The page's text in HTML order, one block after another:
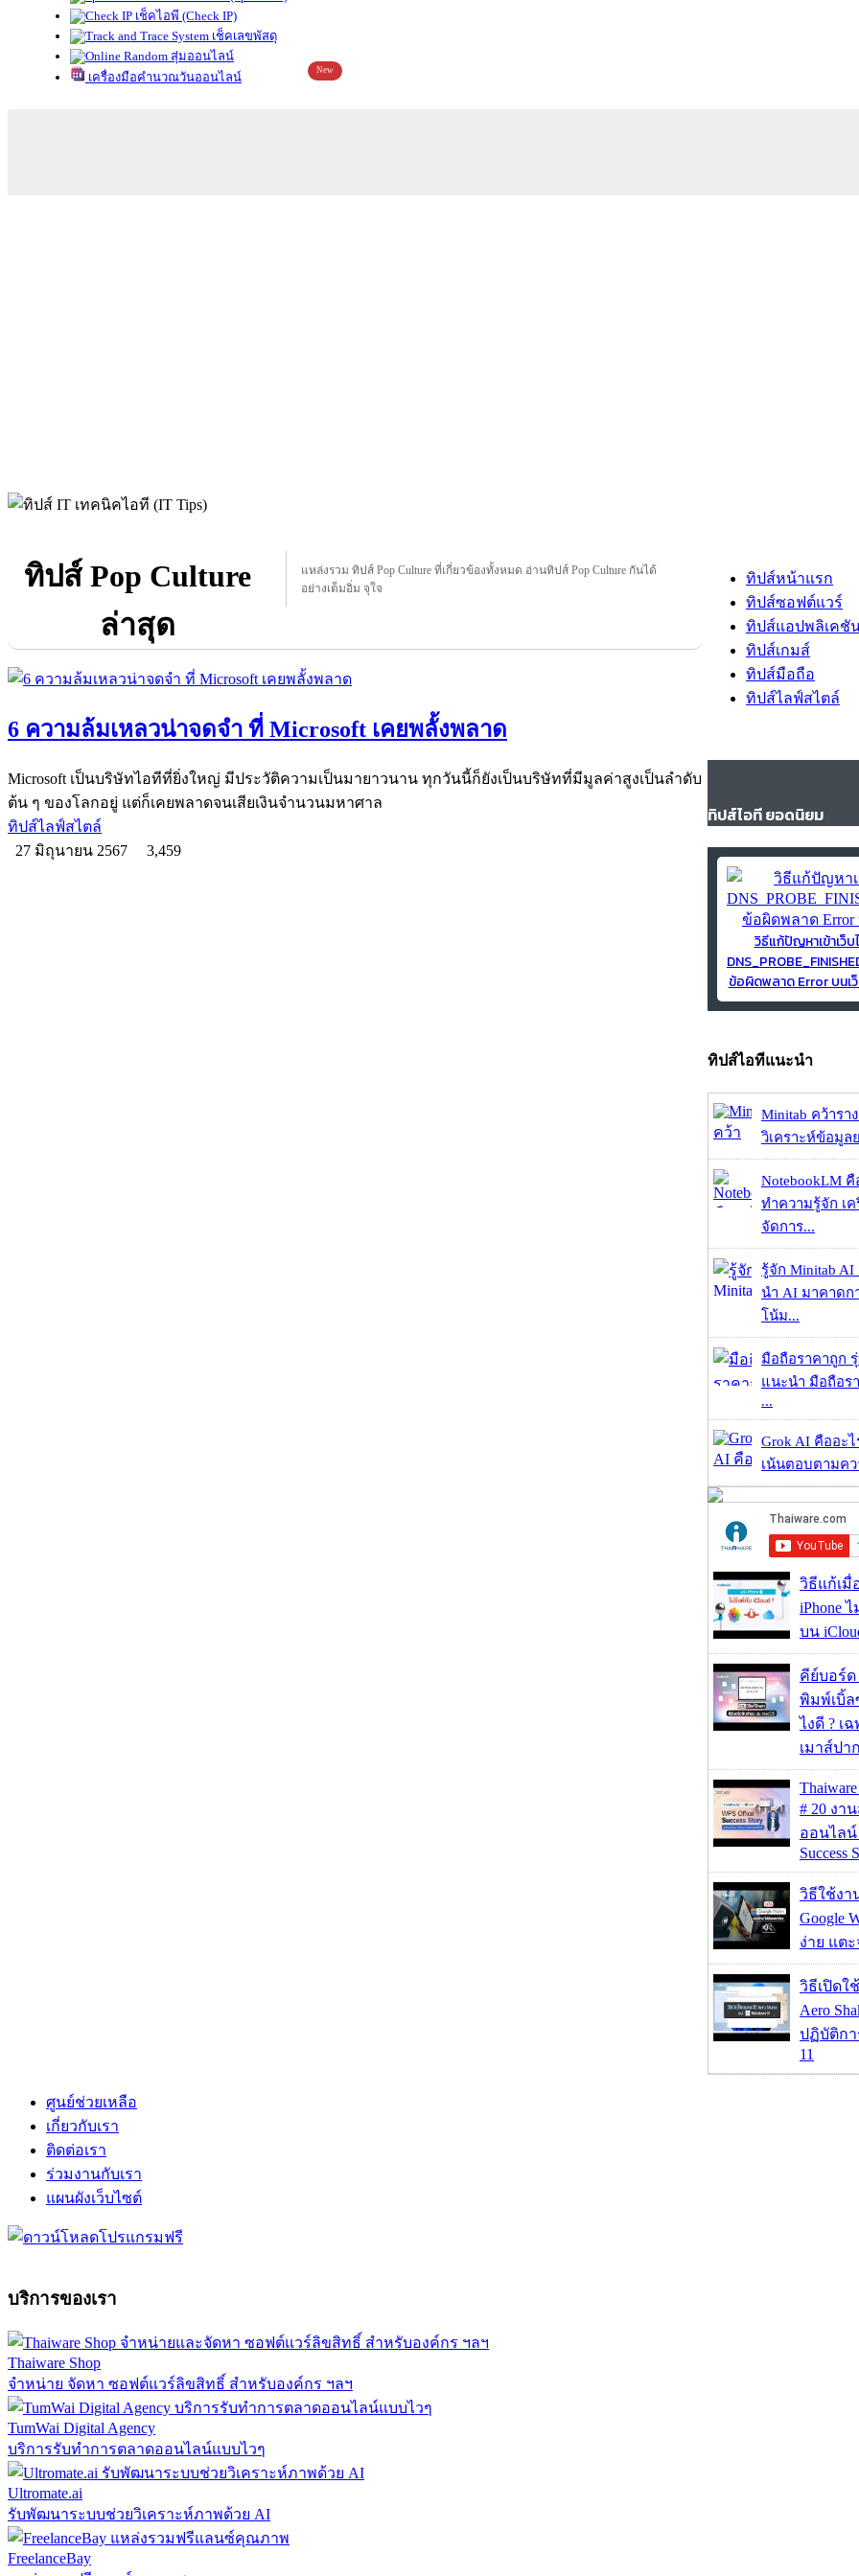
เช็คไอพี (Check IP)
เช็คเลขพัสดุ
สุ่มออนไลน์
เครื่องมือคำนวณวันออนไลน์
New
ทิปส์ Pop Culture
ล่าสุด
แหล่งรวม ทิปส์ Pop Culture ที่เกี่ยวข้องทั้งหมด อ่านทิปส์ Pop Culture กันได้
อย่างเต็มอิ่ม จุใจ
6 ความล้มเหลวน่าจดจำ ที่ Microsoft เคยพลั้งพลาด
Microsoft เป็นบริษัทไอทีที่ยิ่งใหญ่ มีประวัติความเป็นมายาวนาน ทุกวันนี้ก็ยังเป็นบริษัทที่มีมูลค่าสูงเป็นลำดับ
ต้น ๆ ของโลกอยู่ แต่ก็เคยพลาดจนเสียเงินจำนวนมหาศาล
ทิปส์ไลฟ์สไตล์
27 มิถุนายน 2567
3,459
ทิปส์หน้าแรก
ทิปส์ซอฟต์แวร์
ทิปส์แอปพลิเคชั
ทิปส์เกมส์
ทิปส์มือถือ
ทิปส์ไลฟ์สไตล์
ทิปส์ไอที ยอดนิยม
วิธีแก้ปัญหาเข้าเว็บ
ข้อผิดพลาด Error บนเว็
ทิปส์ไอทีแนะนำ
Minitab คว้ารา
วิเคราะห์ข้อมูล
NotebookLM คื
ทำความรู้จัก เ
จัดการ...
รู้จัก Minitab
นำ AI มาคาด
โน้ม...
มือถือราคาถูก
แนะนำ มือถือร
...
Grok AI คืออะ
เน้นตอบตามคว
วิธีแก้เ
iPhone
บน
คีย์บอร์ด
พิมพ์เบิ้ล
ไงดี ? เ
เมาส์ปา
# 20 งา
ออนไลน์
Success
วิธีใช้งา
Google
ง่าย แต
วิธีเปิด
Aero
ปฏิบัติกา
11
ศูนย์ช่วยเหลือ
เกี่ยวกับเรา
ติดต่อเรา
ร่วมงานกับเรา
แผนผังเว็บไซต์
บริการของเรา
Thaiware Shop
จำหน่าย จัดหา ซอฟต์แวร์ลิขสิทธิ์ สำหรับองค์กร ฯลฯ
TumWai Digital Agency
บริการรับทำการตลาดออนไลน์แบบไวๆ
Ultromate.ai
รับพัฒนาระบบช่วยวิเคราะห์ภาพด้วย AI
FreelanceBay